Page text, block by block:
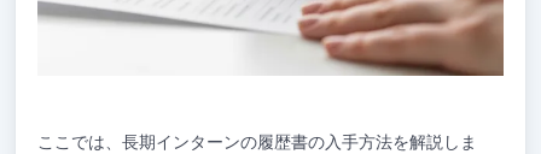
ここでは、長期インターンの履歴書の入手方法を解説しま